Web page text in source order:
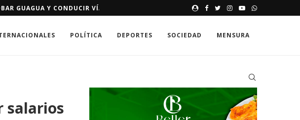
PAGAR FIANZA DE HASTA 250,000 DÓLARES MEMORIAS DE UNA SONRISA
POLÍTICA DEPORTES SOCIEDAD MENSURA
salarios